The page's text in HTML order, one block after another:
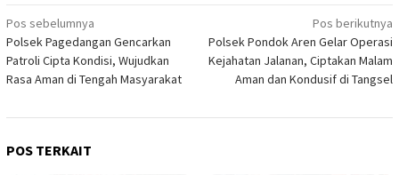
Navigasi
pos
Pos sebelumnya
Polsek Pagedangan Gencarkan
Patroli Cipta Kondisi, Wujudkan
Rasa Aman di Tengah Masyarakat
Pos berikutnya
Polsek Pondok Aren Gelar Operasi
Kejahatan Jalanan, Ciptakan Malam
Aman dan Kondusif di Tangsel
POS TERKAIT